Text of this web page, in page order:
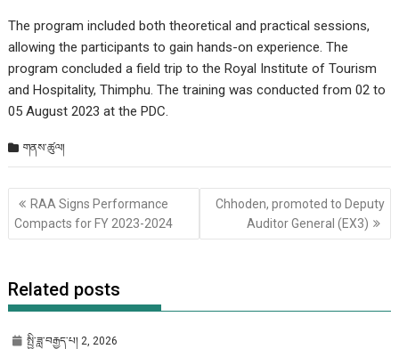
The program included both theoretical and practical sessions,
allowing the participants to gain hands-on experience. The
program concluded a field trip to the Royal Institute of Tourism
and Hospitality, Thimphu. The training was conducted from 02 to
05 August 2023 at the PDC.
གནས་ཚུལ།
Post
གི་
འགྲུལ་
RAA Signs Performance
Compacts for FY 2023-2024
Chhoden, promoted to Deputy
Auditor General (EX3)
Related posts
སྤྱི་ཟླ་བརྒྱད་པ། 2, 2026